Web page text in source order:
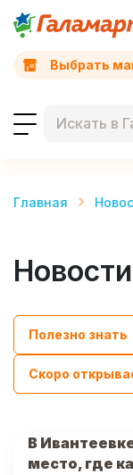
Выбрать
Главная
Новости
Полезно знать
Скоро
В
место, где